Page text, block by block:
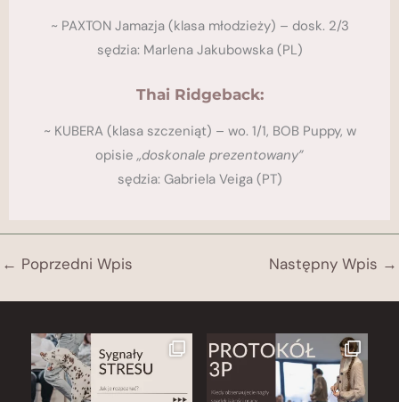
​~ PAXTON Jamazja (klasa młodzieży) – dosk. 2/3
sędzia: Marlena Jakubowska (PL)
Thai Ridgeback:
~ KUBERA (klasa szczeniąt) – wo. 1/1, BOB Puppy, w
opisie„doskonale prezentowany”
​sędzia: Gabriela Veiga (PT)
← Poprzedni Wpis Następny Wpis →